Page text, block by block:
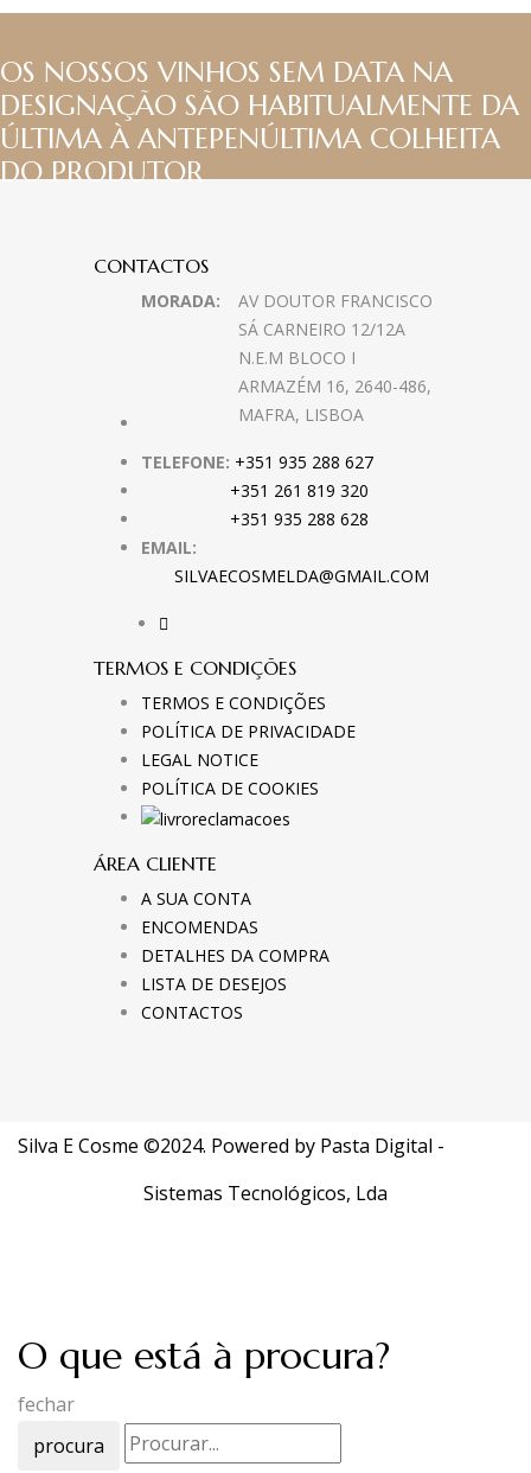
OS NOSSOS VINHOS SEM DATA NA
DESIGNAÇÃO SÃO HABITUALMENTE DA
ÚLTIMA À ANTEPENÚLTIMA COLHEITA
DO PRODUTOR
CONTACTOS
MORADA:
AV DOUTOR FRANCISCO
SÁ CARNEIRO 12/12A
N.E.M BLOCO I
ARMAZÉM 16, 2640-486,
MAFRA, LISBOA
TELEFONE: +351 935 288 627
+351 261 819 320
+351 935 288 628
EMAIL:
SILVAECOSMELDA@GMAIL.COM
TERMOS E CONDIÇÕES
TERMOS E CONDIÇÕES
POLÍTICA DE PRIVACIDADE
LEGAL NOTICE
POLÍTICA DE COOKIES
ÁREA CLIENTE
A SUA CONTA
ENCOMENDAS
DETALHES DA COMPRA
LISTA DE DESEJOS
CONTACTOS
Silva E Cosme ©2024. Powered by Pasta Digital -
Sistemas Tecnológicos, Lda
O que está à procura?
fechar
procura